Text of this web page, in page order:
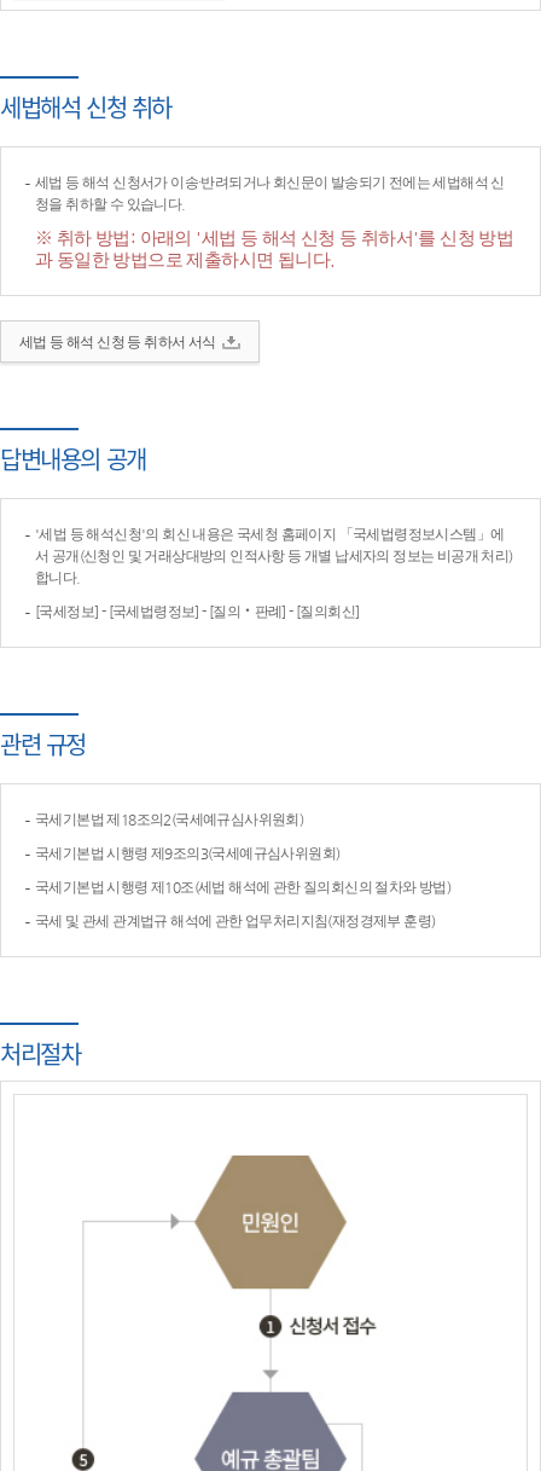
세법해석 신청 취하
세법 등 해석 신청서가 이송·반려되거나 회신문이 발송되기 전에는 세법해석 신
청을 취하할 수 있습니다.
※ 취하 방법: 아래의 '세법 등 해석 신청 등 취하서'를 신청 방법
과 동일한 방법으로 제출하시면 됩니다.
세법 등 해석 신청 등 취하서 서식
답변내용의 공개
'세법 등 해석신청'의 회신 내용은 국세청 홈페이지 「국세법령정보시스템」에
서 공개(신청인 및 거래상대방의 인적사항 등 개별 납세자의 정보는 비공개 처리)
합니다.
[국세정보] - [국세법령정보] - [질의‧판례] - [질의회신]
관련 규정
국세기본법 제18조의2(국세예규심사위원회)
국세기본법 시행령 제9조의3(국세예규심사위원회)
국세기본법 시행령 제10조(세법 해석에 관한 질의회신의 절차와 방법)
국세 및 관세 관계법규 해석에 관한 업무처리지침(재정경제부 훈령)
처리절차